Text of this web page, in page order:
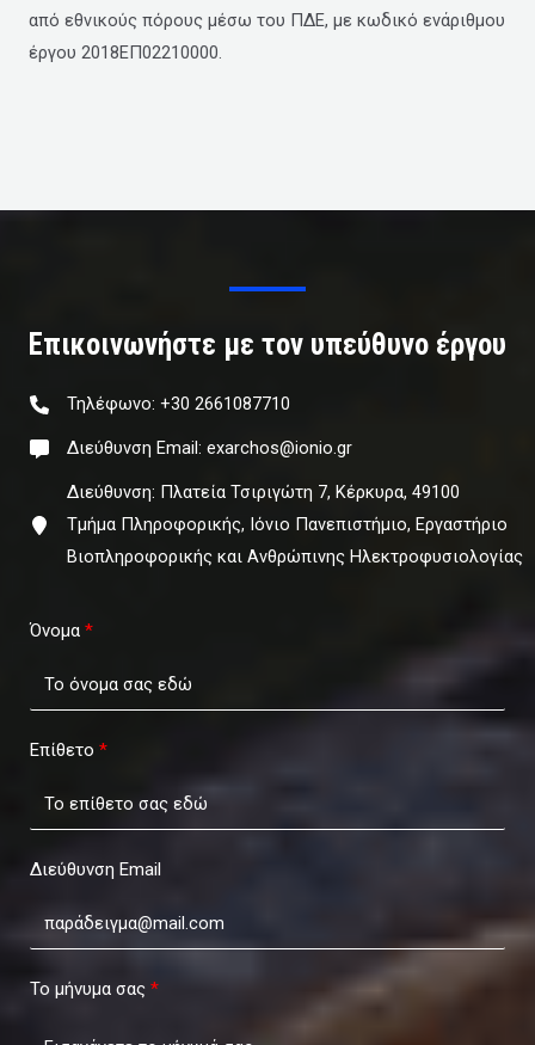
από εθνικούς πόρους μέσω του ΠΔΕ, με κωδικό ενάριθμου
έργου 2018EΠ02210000.
Επικοινωνήστε με τον υπεύθυνο έργου
Τηλέφωνο: +30 2661087710
Διεύθυνση Email: exarchos@ionio.gr
Διεύθυνση: Πλατεία Τσιριγώτη 7, Κέρκυρα, 49100
Τμήμα Πληροφορικής, Ιόνιο Πανεπιστήμιο, Εργαστήριο
Βιοπληροφορικής και Ανθρώπινης Ηλεκτροφυσιολογίας
Όνομα
Επίθετο
Διεύθυνση Email
Το μήνυμα σας